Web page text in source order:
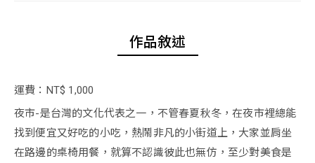
作品敘述
運費：NT$ 1,000
夜市-是台灣的文化代表之一，不管春夏秋冬，在夜市裡總能
找到便宜又好吃的小吃，熱鬧非凡的小街道上，大家並肩坐
在路邊的桌椅用餐，就算不認識彼此也無仿，至少對美食是